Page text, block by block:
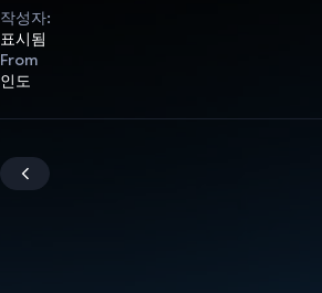
작성자:
표시됨
From
인도